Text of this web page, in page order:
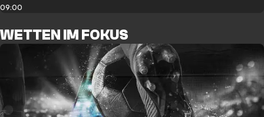
09:00
WETTEN IM FOKUS